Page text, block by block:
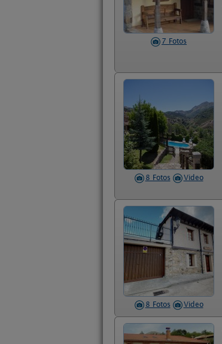
7 Fotos
8 Fotos Video
8 Fotos Video